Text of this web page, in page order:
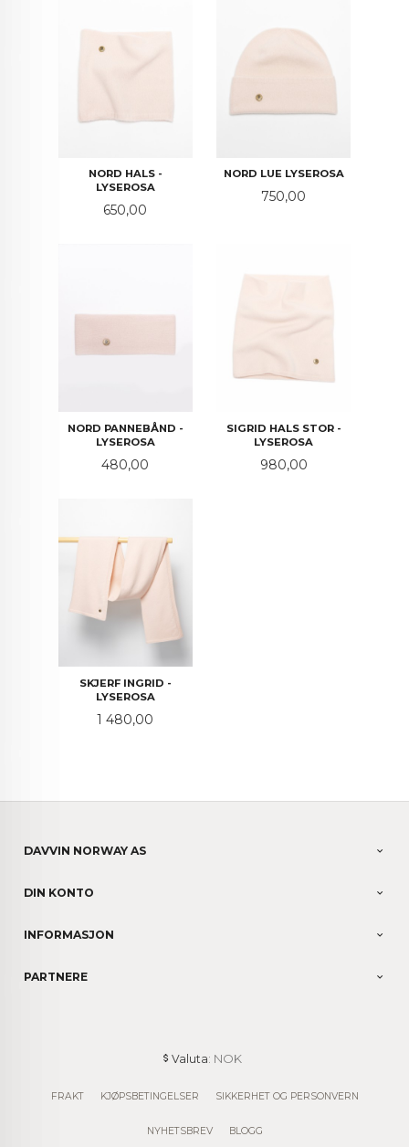
NORD HALS -
LYSEROSA
Pris
650,00
NORD LUE LYSEROSA
Pris
750,00
NORD PANNEBÅND -
LYSEROSA
Pris
480,00
SIGRID HALS STOR -
LYSEROSA
Pris
980,00
SKJERF INGRID -
LYSEROSA
Pris
1 480,00
DAVVIN NORWAY AS
DIN KONTO
INFORMASJON
PARTNERE
Valuta: NOK
FRAKT KJØPSBETINGELSER SIKKERHET OG PERSONVERN
NYHETSBREV BLOGG